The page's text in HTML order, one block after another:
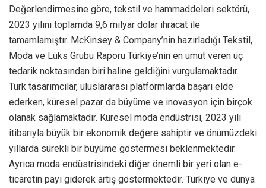
Değerlendirmesine göre, tekstil ve hammaddeleri sektörü,
2023 yılını toplamda 9,6 milyar dolar ihracat ile
tamamlamıştır. McKinsey & Company’nin hazırladığı Tekstil,
Moda ve Lüks Grubu Raporu Türkiye’nin en umut veren üç
tedarik noktasından biri haline geldiğini vurgulamaktadır.
Türk tasarımcılar, uluslararası platformlarda başarı elde
ederken, küresel pazar da büyüme ve inovasyon için birçok
olanak sağlamaktadır. Küresel moda endüstrisi, 2023 yılı
itibarıyla büyük bir ekonomik değere sahiptir ve önümüzdeki
yıllarda sürekli bir büyüme göstermesi beklenmektedir.
Ayrıca moda endüstrisindeki diğer önemli bir yeri olan e-
ticaretin payı giderek artış göstermektedir. Türkiye ve dünya